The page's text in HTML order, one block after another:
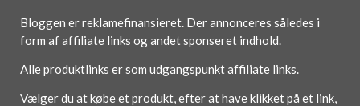
Bloggen er reklamefinansieret. Der annonceres således i
form af affiliate links og andet sponseret indhold.
Alle produktlinks er som udgangspunkt affiliate links.
Vælger du at købe et produkt, efter at have klikket på et link,